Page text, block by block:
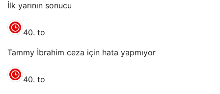
İlk yarının sonucu
40. to
Tammy İbrahim ceza için hata yapmıyor
40. to